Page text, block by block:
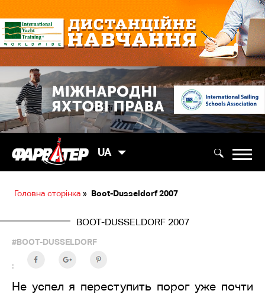
UA
Головна сторінка » Boot-Dusseldorf 2007
BOOT-DUSSELDORF 2007
#BOOT-DUSSELDORF
:
Не успел я переступить порог уже почти